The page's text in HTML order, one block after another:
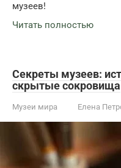
музеев!
Читать полностью
Секреты музеев:
скрытые сокровища
Музеи мира Елена